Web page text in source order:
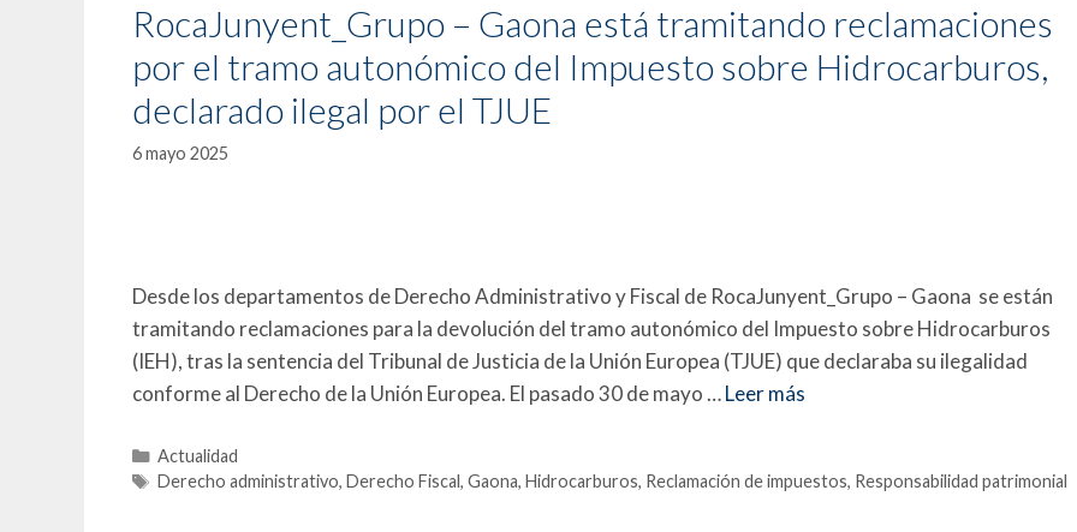
RocaJunyent_Grupo – Gaona está tramitando reclamaciones
por el tramo autonómico del Impuesto sobre Hidrocarburos,
declarado ilegal por el TJUE
6 mayo 2025
Desde los departamentos de Derecho Administrativo y Fiscal de RocaJunyent_Grupo – Gaona se están
tramitando reclamaciones para la devolución del tramo autonómico del Impuesto sobre Hidrocarburos
(IEH), tras la sentencia del Tribunal de Justicia de la Unión Europea (TJUE) que declaraba su ilegalidad
conforme al Derecho de la Unión Europea. El pasado 30 de mayo …Leer más
Actualidad
Derecho administrativo,Derecho Fiscal,Gaona,Hidrocarburos, Reclamación de impuestos, Responsabilidad patrimonial